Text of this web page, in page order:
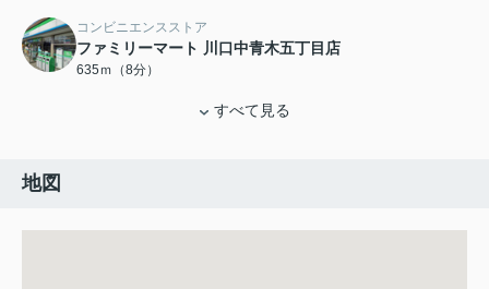
コンビニエンスストア
ファミリーマート 川口中青木五丁目店
635ｍ（8分）
すべて見る
地図